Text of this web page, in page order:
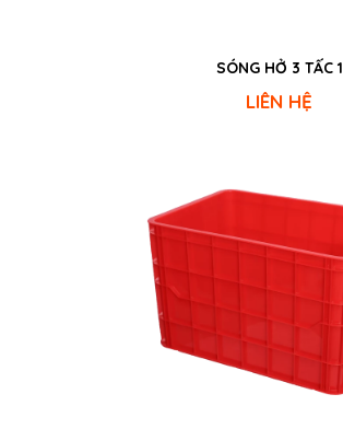
SÓNG HỞ 3 TẤC 1
LIÊN HỆ